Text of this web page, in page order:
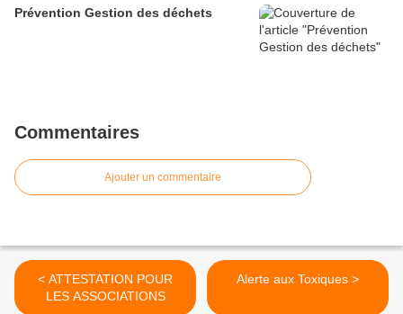
Prévention Gestion des déchets
Commentaires
Ajouter un commentaire
< ATTESTATION POUR
LES ASSOCIATIONS
Alerte aux Toxiques >